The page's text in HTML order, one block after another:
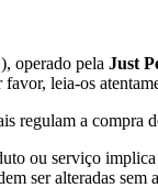
operado pela Just
leia-os
regulam a compra
ou serviço implica
ser alteradas